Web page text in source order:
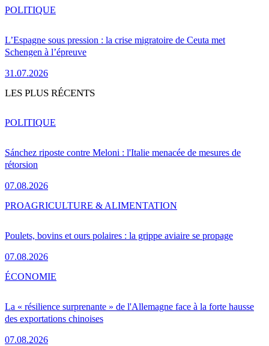
L’Espagne sous pression : la crise migratoire de Ceuta met
Schengen à l’épreuve
31.07.2026
POLITIQUE
LES PLUS RÉCENTS
Sánchez riposte contre Meloni : l'Italie menacée de mesures de
rétorsion
07.08.2026
POLITIQUE
Poulets, bovins et ours polaires : la grippe aviaire se propage
07.08.2026
PROAGRICULTURE & ALIMENTATION
La « résilience surprenante » de l'Allemagne face à la forte hausse
des exportations chinoises
07.08.2026
ÉCONOMIE